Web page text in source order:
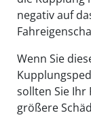
negativ auf
Wenn Sie
sollten Sie Ihr
größere